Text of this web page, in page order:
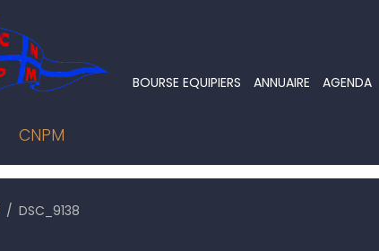
CNPM
BOURSE EQUIPIERS ANNUAIRE AGENDA
DSC_9138